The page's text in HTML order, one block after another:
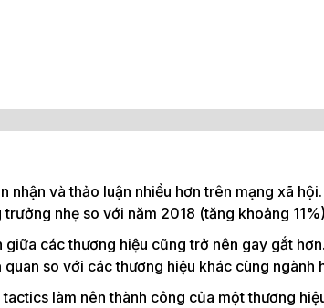
và thảo luận nhiều hơn trên mạng xã
nhẹ so với năm 2018 (tăng khoảng
các thương hiệu cũng trở nên gay gắt
so với các thương hiệu khác cùng ngành
làm nên thành công của một thương